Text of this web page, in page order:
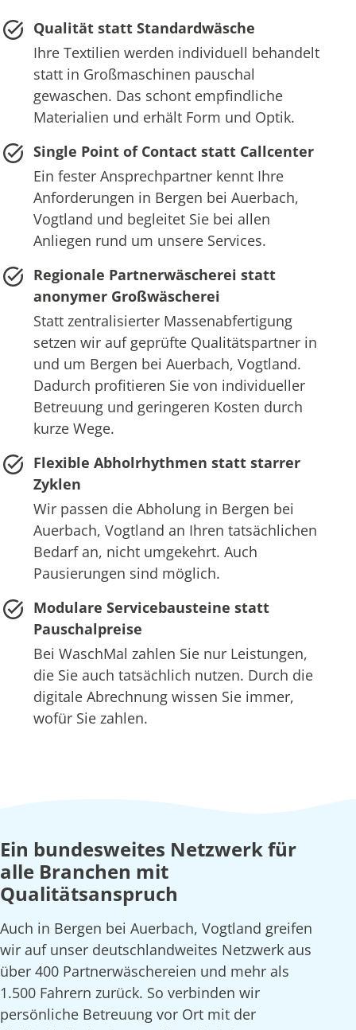
Qualität statt Standardwäsche
Ihre Textilien werden individuell behandelt
statt in Großmaschinen pauschal
gewaschen. Das schont empfindliche
Materialien und erhält Form und Optik.
Single Point of Contact statt Callcenter
Ein fester Ansprechpartner kennt Ihre
Anforderungen in Bergen bei Auerbach,
Vogtland und begleitet Sie bei allen
Anliegen rund um unsere Services.
Regionale Partnerwäscherei statt
anonymer Großwäscherei
Statt zentralisierter Massenabfertigung
setzen wir auf geprüfte Qualitätspartner in
und um Bergen bei Auerbach, Vogtland.
Dadurch profitieren Sie von individueller
Betreuung und geringeren Kosten durch
kurze Wege.
Flexible Abholrhythmen statt starrer
Zyklen
Wir passen die Abholung in Bergen bei
Auerbach, Vogtland an Ihren tatsächlichen
Bedarf an, nicht umgekehrt. Auch
Pausierungen sind möglich.
Modulare Servicebausteine statt
Pauschalpreise
Bei WaschMal zahlen Sie nur Leistungen,
die Sie auch tatsächlich nutzen. Durch die
digitale Abrechnung wissen Sie immer,
wofür Sie zahlen.
Ein bundesweites Netzwerk für
alle Branchen mit
Qualitätsanspruch
Auch in Bergen bei Auerbach, Vogtland greifen
wir auf unser deutschlandweites Netzwerk aus
über 400 Partnerwäschereien und mehr als
1.500 Fahrern zurück. So verbinden wir
persönliche Betreuung vor Ort mit der